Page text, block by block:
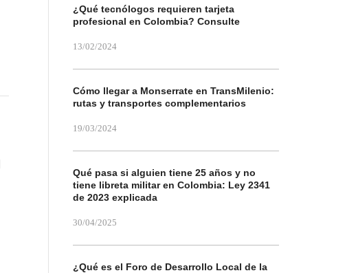
¿Qué tecnólogos requieren tarjeta
profesional en Colombia? Consulte
13/02/2024
Cómo llegar a Monserrate en TransMilenio:
rutas y transportes complementarios
19/03/2024
Qué pasa si alguien tiene 25 años y no
tiene libreta militar en Colombia: Ley 2341
de 2023 explicada
30/04/2025
¿Qué es el Foro de Desarrollo Local de la